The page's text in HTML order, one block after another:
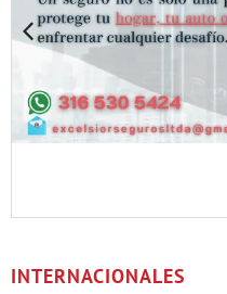
INTERNACIONALES